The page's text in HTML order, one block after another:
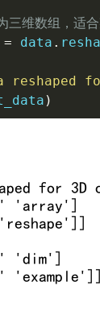
三维数组，适
= data .
reshaped
)